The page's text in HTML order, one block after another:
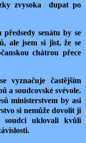
zvysoka dupat po
senátu by se
ale jsem si jist, že se
chátrou přece
vyznačuje častějším
a soudcovské svévole.
ministerstvem by asi
si nemůže dovolit ji
soudci uklovali kvůli